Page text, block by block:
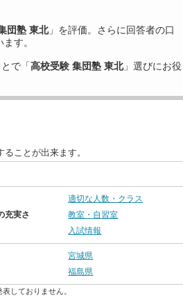
団塾 東北」を評価。さらに回答者の口
す。
で「高校受験 集団塾 東北」選びにお役
ことが出来ます。
適切な人数・クラス
充実さ
教室・自習室
入試情報
宮城県
福島県
しておりません。